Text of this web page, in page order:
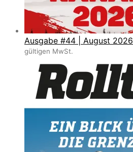
Ausgabe #44 | August 2026
gültigen MwSt.